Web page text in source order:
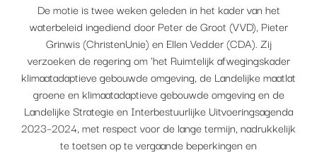
De motie is twee weken geleden in het kader van het
waterbeleid ingediend door Peter de Groot (VVD), Pieter
Grinwis (ChristenUnie) en Ellen Vedder (CDA). Zij
verzoeken de regering om 'het Ruimtelijk afwegingskader
klimaatadaptieve gebouwde omgeving, de Landelijke maatlat
groene en klimaatadaptieve gebouwde omgeving en de
Landelijke Strategie en Interbestuurlijke Uitvoeringsagenda
2023–2024, met respect voor de lange termijn, nadrukkelijk
te toetsen op te vergaande beperkingen en